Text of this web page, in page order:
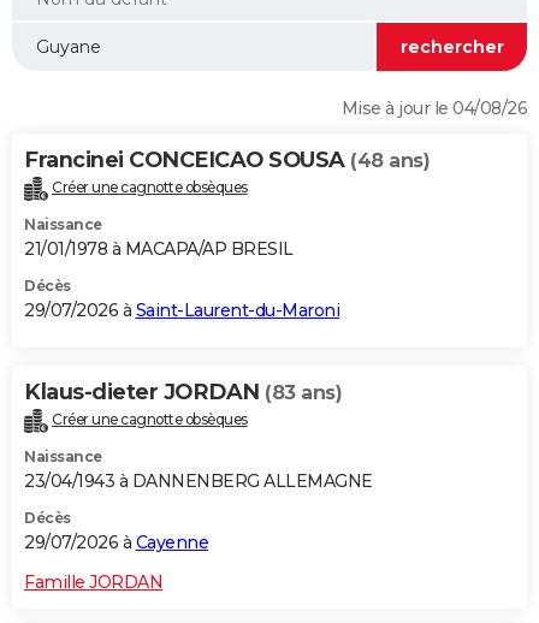
WEEK-END
Alimentation
Guide de la santé
Maladies
Médicaments
Sommeil
VOYAGE
Destinations
City break
Voyage nature
Voyage de noces
Forum
Climat
+PHOTO
GUIDES D'ACHAT
CARTE DE VOEUX
Carte de Noël
Carte Bonne année
Carte Saint-Valentin
Carte Pâques
Carte d'anniversaire
DICTIONNAIRE
Dictionnaire
Biographies
Citations
Expressions
Proverbes
PROGRAMME TV
COPAINS D'AVANT
S'inscrire
Se connecter
Lycées
Collèges
Primaires
Universités
Entreprises
Service militaire
Avis de recherche
AVIS DE DÉCÈS
Mise à jour le 04/08/26
Francinei CONCEICAO SOUSA (48 ans)
Créer une cagnotte obsèques
Naissance
21/01/1978 à MACAPA/AP BRESIL
Décès
29/07/2026 à Saint-Laurent-du-Maroni
Klaus-dieter JORDAN (83 ans)
Créer une cagnotte obsèques
Naissance
23/04/1943 à DANNENBERG ALLEMAGNE
Décès
29/07/2026 à Cayenne
Famille JORDAN